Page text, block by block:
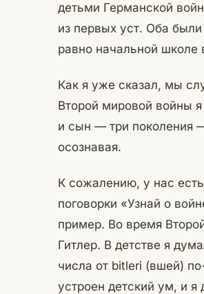
детьми Германской
из первых уст. Оба
равно начальной
Как я уже сказал, мы
Второй мировой войны
и сын — три поколения
осознавая.
К сожалению, у нас есть
поговорки «Узнай о
пример. Во время
Гитлер. В детстве я
числа от bitleri (вшей)
устроен детский ум, и я